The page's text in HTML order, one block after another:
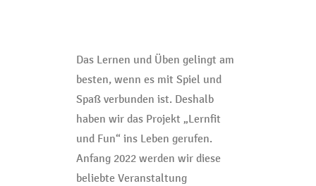
Das Lernen und Üben gelingt am
besten, wenn es mit Spiel und
Spaß verbunden ist. Deshalb
haben wir das Projekt „Lernfit
und Fun“ ins Leben gerufen.
Anfang 2022 werden wir diese
beliebte Veranstaltung